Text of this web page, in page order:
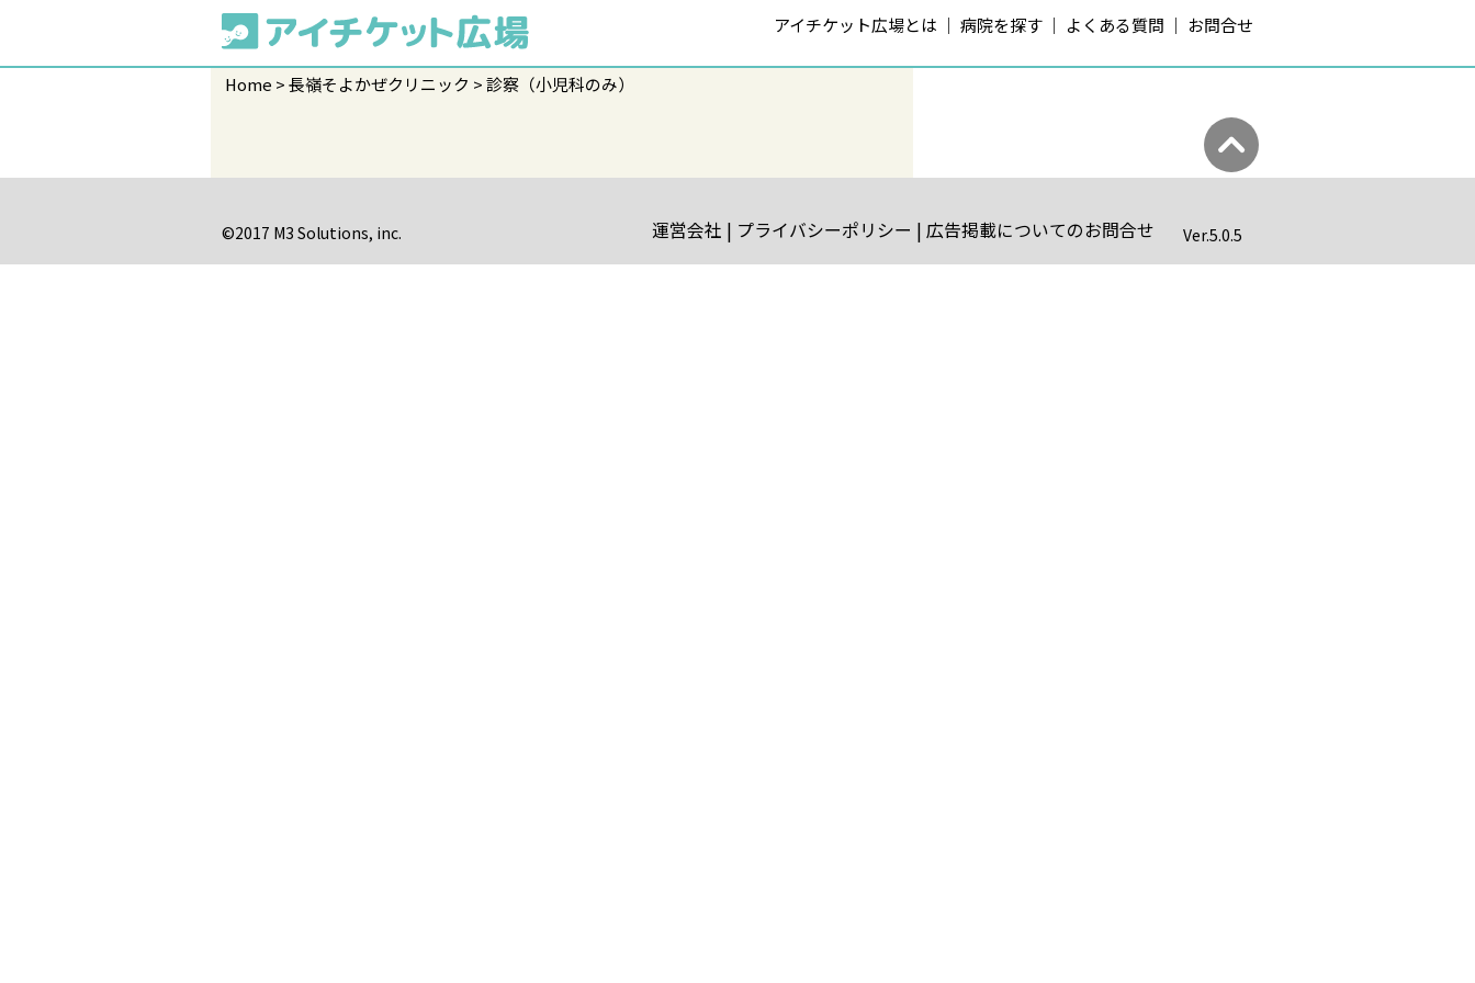
アイチケット広場とは 病院を探す よくある質問 お問合せ
Home 長嶺そよかぜクリニック 診察（小児科のみ）
運営会社 プライバシーポリシー 広告掲載についてのお問合せ
©2017 M3 Solutions, inc. Ver.5.0.5